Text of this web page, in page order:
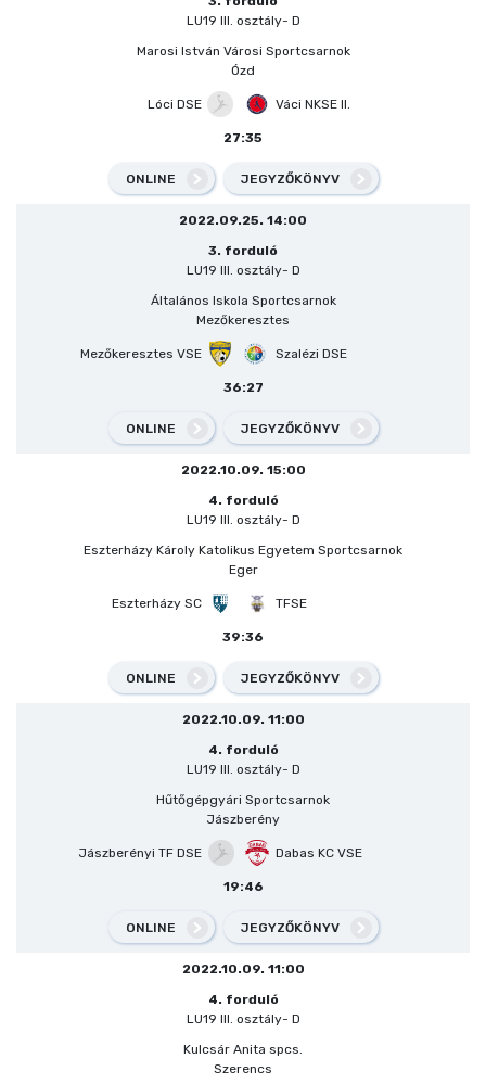
LU19 III. osztály- D
Marosi István Városi Sportcsarnok
Ózd
Lóci DSE Váci NKSE II.
27:35
ONLINE JEGYZŐKÖNYV
2022.09.25. 14:00
3. forduló
LU19 III. osztály- D
Általános Iskola Sportcsarnok
Mezőkeresztes
Mezőkeresztes VSE Szalézi DSE
36:27
ONLINE JEGYZŐKÖNYV
2022.10.09. 15:00
4. forduló
LU19 III. osztály- D
Eszterházy Károly Katolikus Egyetem Sportcsarnok
Eger
Eszterházy SC TFSE
39:36
ONLINE JEGYZŐKÖNYV
2022.10.09. 11:00
4. forduló
LU19 III. osztály- D
Hűtőgépgyári Sportcsarnok
Jászberény
Jászberényi TF DSE Dabas KC VSE
19:46
ONLINE JEGYZŐKÖNYV
2022.10.09. 11:00
4. forduló
LU19 III. osztály- D
Kulcsár Anita spcs.
Szerencs